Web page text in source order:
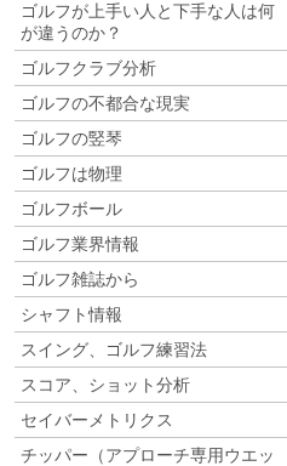
ゴルフが上手い人と下手な人は何
が違うのか？
ゴルフクラブ分析
ゴルフの不都合な現実
ゴルフの竪琴
ゴルフは物理
ゴルフボール
ゴルフ業界情報
ゴルフ雑誌から
シャフト情報
スイング、ゴルフ練習法
スコア、ショット分析
セイバーメトリクス
チッパー（アプローチ専用ウエッ